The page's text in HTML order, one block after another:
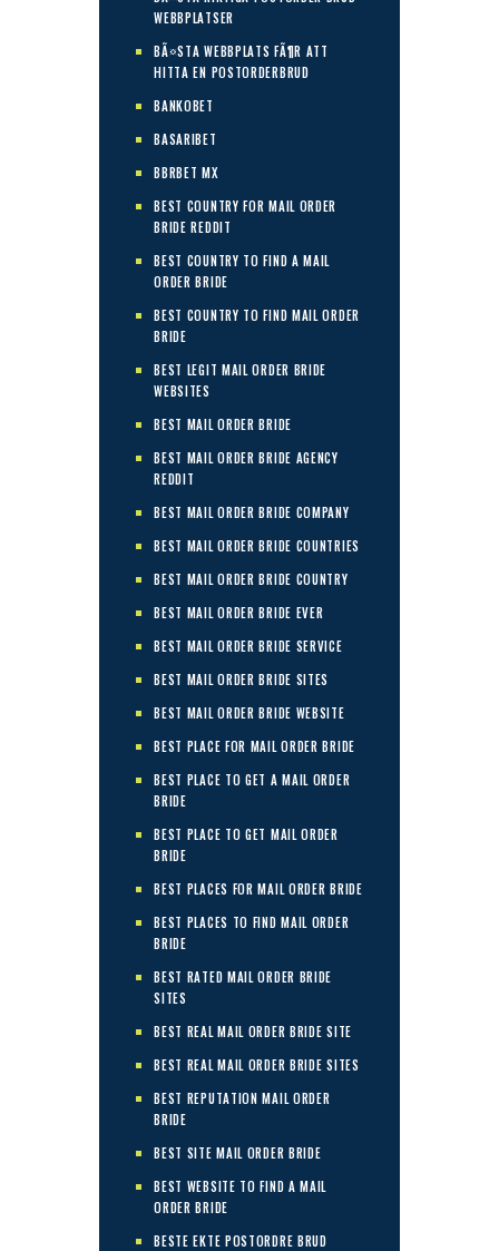
WEBBPLATSER
BÃ¤STA WEBBPLATS FÃ¶R ATT
HITTA EN POSTORDERBRUD
BANKOBET
BASARIBET
BBRBET MX
BEST COUNTRY FOR MAIL ORDER
BRIDE REDDIT
BEST COUNTRY TO FIND A MAIL
ORDER BRIDE
BEST COUNTRY TO FIND MAIL ORDER
BRIDE
BEST LEGIT MAIL ORDER BRIDE
WEBSITES
BEST MAIL ORDER BRIDE
BEST MAIL ORDER BRIDE AGENCY
REDDIT
BEST MAIL ORDER BRIDE COMPANY
BEST MAIL ORDER BRIDE COUNTRIES
BEST MAIL ORDER BRIDE COUNTRY
BEST MAIL ORDER BRIDE EVER
BEST MAIL ORDER BRIDE SERVICE
BEST MAIL ORDER BRIDE SITES
BEST MAIL ORDER BRIDE WEBSITE
BEST PLACE FOR MAIL ORDER BRIDE
BEST PLACE TO GET A MAIL ORDER
BRIDE
BEST PLACE TO GET MAIL ORDER
BRIDE
BEST PLACES FOR MAIL ORDER BRIDE
BEST PLACES TO FIND MAIL ORDER
BRIDE
BEST RATED MAIL ORDER BRIDE
SITES
BEST REAL MAIL ORDER BRIDE SITE
BEST REAL MAIL ORDER BRIDE SITES
BEST REPUTATION MAIL ORDER
BRIDE
BEST SITE MAIL ORDER BRIDE
BEST WEBSITE TO FIND A MAIL
ORDER BRIDE
BESTE EKTE POSTORDRE BRUD